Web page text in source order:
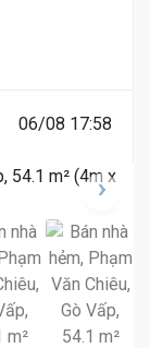
06/08 17:58